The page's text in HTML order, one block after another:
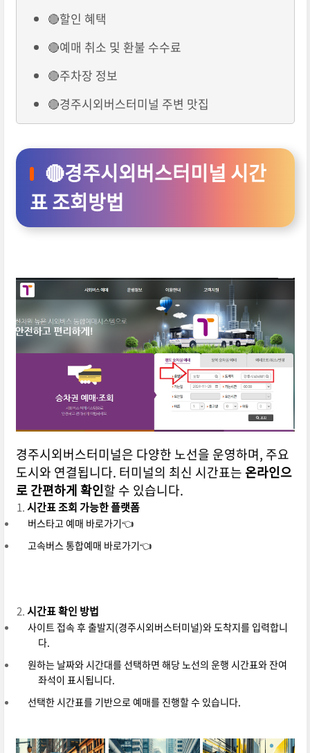
🔴할인 혜택
🔴예매 취소 및 환불 수수료
🔴주차장 정보
🔴경주시외버스터미널 주변 맛집
🔴경주시외버스터미널 시간
표 조회방법
경주시외버스터미널은 다양한 노선을 운영하며, 주요
도시와 연결됩니다. 터미널의 최신 시간표는 온라인으
로 간편하게 확인할 수 있습니다.
시간표 조회 가능한 플랫폼
버스타고 예매 바로가기👈
고속버스 통합예매 바로가기👈
시간표 확인 방법
사이트 접속 후 출발지(경주시외버스터미널)와 도착지를 입력합니
다.
원하는 날짜와 시간대를 선택하면 해당 노선의 운행 시간표와 잔여
좌석이 표시됩니다.
선택한 시간표를 기반으로 예매를 진행할 수 있습니다.